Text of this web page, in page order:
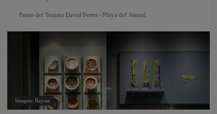
Paseo del Tenista David Ferrer - Playa del Arenal
Imagen: Raytan